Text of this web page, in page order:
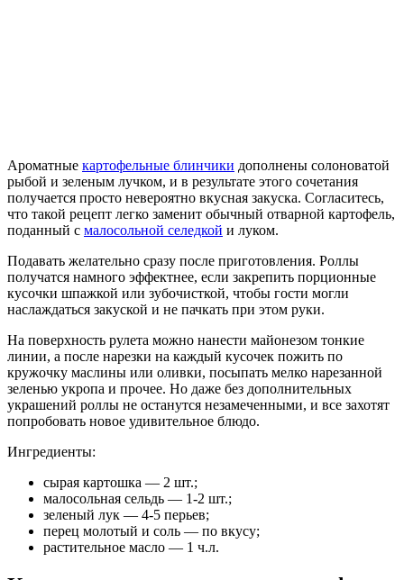
Ароматные картофельные блинчики дополнены солоноватой
рыбой и зеленым лучком, и в результате этого сочетания
получается просто невероятно вкусная закуска. Согласитесь,
что такой рецепт легко заменит обычный отварной картофель,
поданный с малосольной селедкой и луком.
Подавать желательно сразу после приготовления. Роллы
получатся намного эффектнее, если закрепить порционные
кусочки шпажкой или зубочисткой, чтобы гости могли
наслаждаться закуской и не пачкать при этом руки.
На поверхность рулета можно нанести майонезом тонкие
линии, а после нарезки на каждый кусочек пожить по
кружочку маслины или оливки, посыпать мелко нарезанной
зеленью укропа и прочее. Но даже без дополнительных
украшений роллы не останутся незамеченными, и все захотят
попробовать новое удивительное блюдо.
Ингредиенты:
сырая картошка — 2 шт.;
малосольная сельдь — 1-2 шт.;
зеленый лук — 4-5 перьев;
перец молотый и соль — по вкусу;
растительное масло — 1 ч.л.